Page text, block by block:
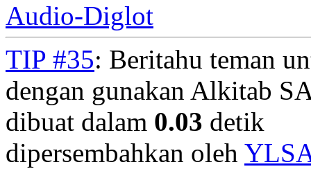
Audio-Diglot
TIP #35: Beritahu teman
dengan gunakan Alkitab
dibuat dalam 0.03 detik
dipersembahkan oleh